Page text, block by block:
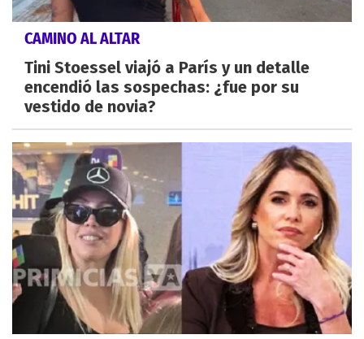
CAMINO AL ALTAR
Tini Stoessel viajó a París y un detalle
encendió las sospechas: ¿fue por su
vestido de novia?